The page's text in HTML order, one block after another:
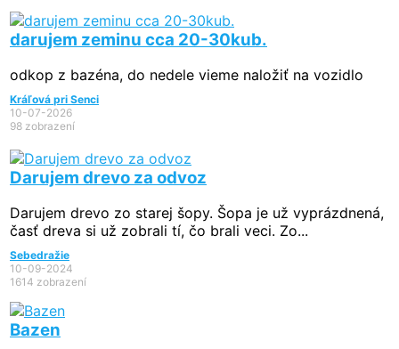
darujem zeminu cca 20-30kub.
odkop z bazéna, do nedele vieme naložiť na vozidlo
Kráľová pri Senci
10-07-2026
98 zobrazení
Darujem drevo za odvoz
Darujem drevo zo starej šopy. Šopa je už vyprázdnená,
časť dreva si už zobrali tí, čo brali veci. Zo...
Sebedražie
10-09-2024
1614 zobrazení
Bazen